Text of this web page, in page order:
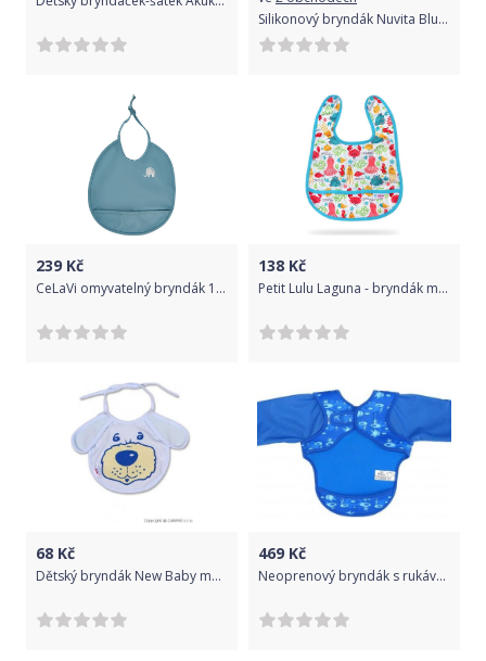
Silikonový bryndák Nuvita Blue/Green
239 Kč
CeLaVi omyvatelný bryndák 1447-969
138 Kč
Petit Lulu Laguna - bryndák malý
68 Kč
Dětský bryndák New Baby modrý, Modrá
469 Kč
Neoprenový bryndák s rukávky Bibetta Šedý/Světle modrý 2019